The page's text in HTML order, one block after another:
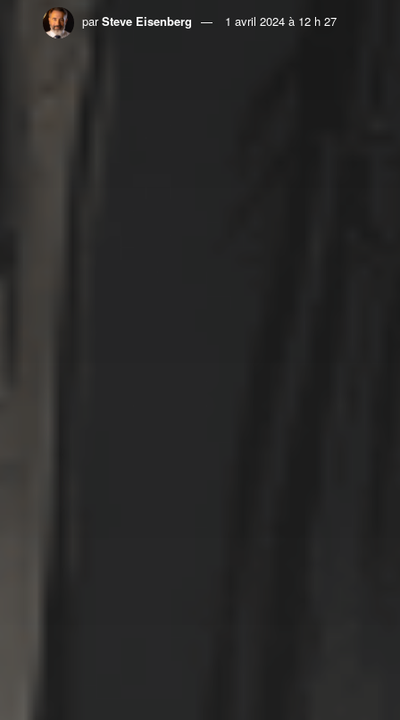
par Steve Eisenberg 1 avril 2024 à 12 h 27